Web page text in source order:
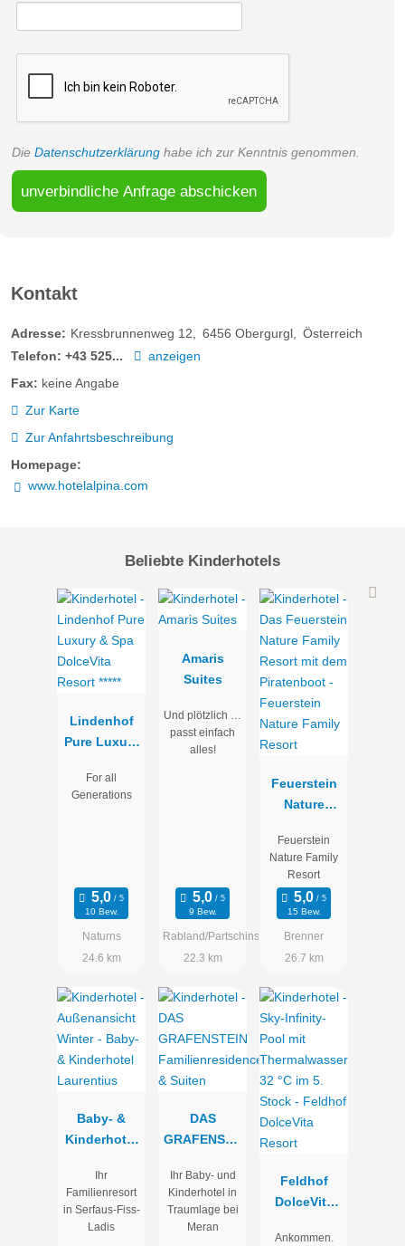
Die Datenschutzerklärung habe ich zur Kenntnis genommen.
unverbindliche Anfrage abschicken
Kontakt
Adresse: Kressbrunnenweg 12 6456 Obergurgl
Österreich
Telefon: +43 525...
anzeigen
Fax: keine Angabe
Zur Karte
Zur Anfahrtsbeschreibung
Homepage:
www.hotelalpina.com
Beliebte Kinderhotels
Lindenhof
Pure Luxury
DolceVita
For all
Generations
10 Bew.
Naturns
24.6 km
Amaris
Suites
Und plötzlich …
passt einfach
alles!
9 Bew.
Rabland/Partschins
22.3 km
Feuerstein
Nature
Resort
Feuerstein
Nature Family
Resort
15 Bew.
Brenner
26.7 km
Baby- &
Kinderhotel
Ihr
Familienresort
in Serfaus-Fiss-
Ladis
DAS
GRAFENSTE
Familienresi
Suiten
Ihr Baby- und
Kinderhotel in
Traumlage bei
Meran
Feldhof
DolceVita
Ankommen.